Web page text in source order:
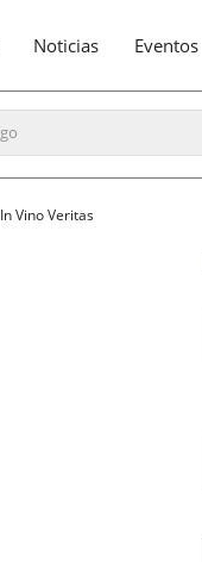
Noticias Eventos
In Vino Veritas